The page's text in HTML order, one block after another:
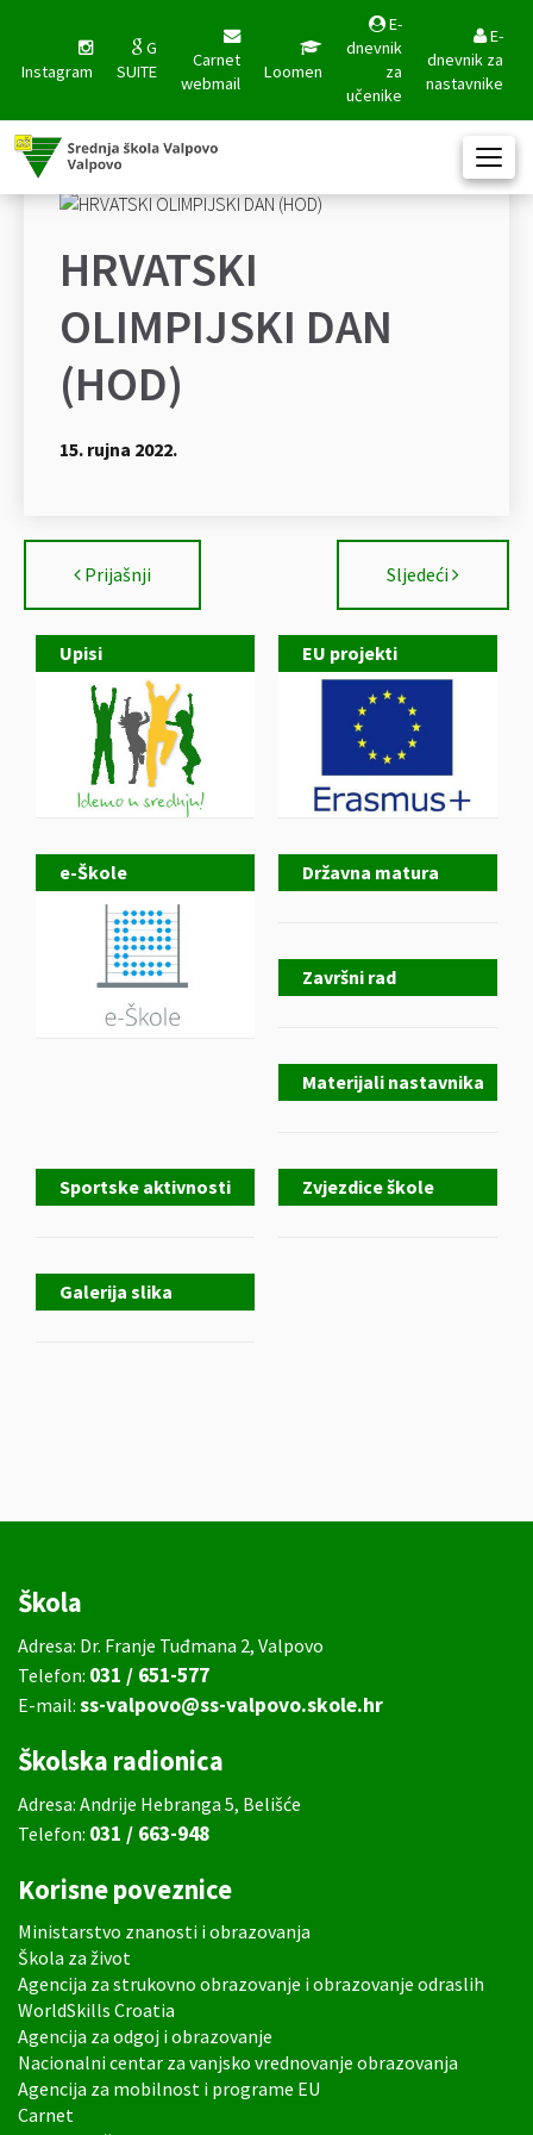
Instagram
G
SUITE
Carnet
webmail
Loomen
E-
dnevnik
za
učenike
E-
dnevnik za
nastavnike
Upisi EU projekti
e-Škole Državna matura
Završni rad
Materijali nastavnika
Sportske aktivnosti Zvjezdice škole
Galerija slika
HRVATSKI
OLIMPIJSKI DAN
(HOD)
15. rujna 2022.
Prijašnji Sljedeći
Škola
Adresa: Dr. Franje Tuđmana 2, Valpovo
Telefon: 031 / 651-577
E-mail: ss-valpovo@ss-valpovo.skole.hr
Školska radionica
Adresa: Andrije Hebranga 5, Belišće
Telefon: 031 / 663-948
Korisne poveznice
Ministarstvo znanosti i obrazovanja
Škola za život
Agencija za strukovno obrazovanje i obrazovanje odraslih
WorldSkills Croatia
Agencija za odgoj i obrazovanje
Nacionalni centar za vanjsko vrednovanje obrazovanja
Agencija za mobilnost i programe EU
Carnet